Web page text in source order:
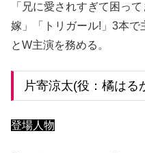
「兄に愛されすぎて困っ
嫁」「トリガール!」3本
とW主演を務める。
片寄涼太(役：橘はる
登場人物